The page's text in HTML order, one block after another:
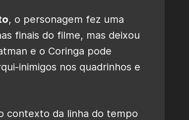
, o personagem fez uma
finais do filme, mas deixou
e o Coringa pode
inimigos nos quadrinhos e
contexto da linha do tempo